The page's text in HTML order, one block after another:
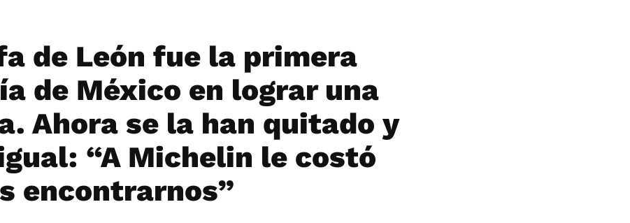
de León fue la primera
de México en lograr una
Ahora se la han quitado y
“A Michelin le costó
encontrarnos”